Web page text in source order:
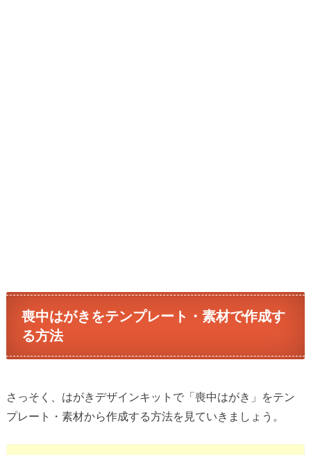
喪中はがきをテンプレート・素材で作成す
る方法
さっそく、はがきデザインキットで「喪中はがき」をテン
プレート・素材から作成する方法を見ていきましょう。